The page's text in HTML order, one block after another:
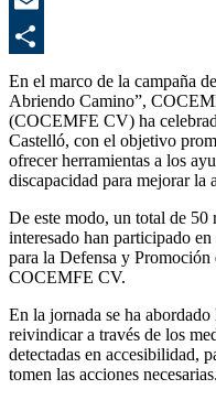
En el marco de la campaña
Abriendo Camino”,
(COCEMFE CV) ha
Castelló, con el objetivo
ofrecer herramientas a los
discapacidad para mejorar la
De este modo, un total de
interesado han participado
para la Defensa y
COCEMFE CV.
En la jornada se ha
reivindicar a través de los
detectadas en accesibilidad,
tomen las acciones necesarias.